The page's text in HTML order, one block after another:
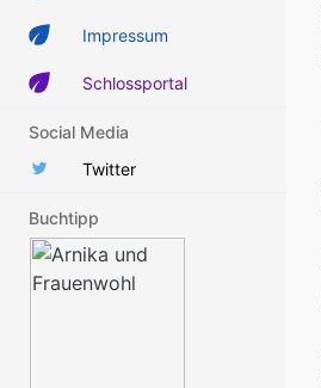
Impressum
Schlossportal
Social Media
Twitter
Buchtipp